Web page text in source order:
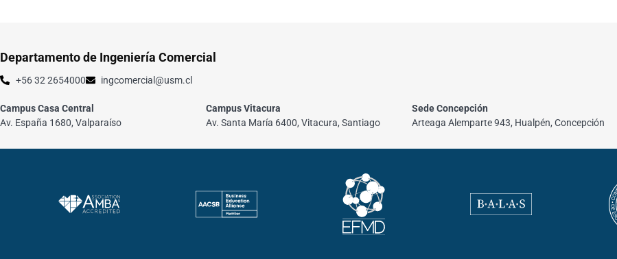
Departamento de Ingeniería Comercial
+56 32 2654000 ingcomercial@usm.cl
Campus Casa Central
Av. España 1680, Valparaíso
Campus Vitacura
Av. Santa María 6400, Vitacura, Santiago
Sede Concepción
Arteaga Alemparte 943, Hualpén, Concepción